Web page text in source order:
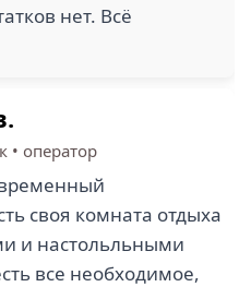
нет. Всё
• оператор
своя комната отдыха
и настольльными
все необходимое,